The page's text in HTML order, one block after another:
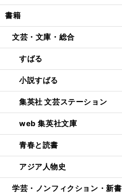
書籍
文芸・文庫・総合
すばる
小説すばる
集英社 文芸ステーション
web 集英社文庫
青春と読書
アジア人物史
学芸・ノンフィクション・新書